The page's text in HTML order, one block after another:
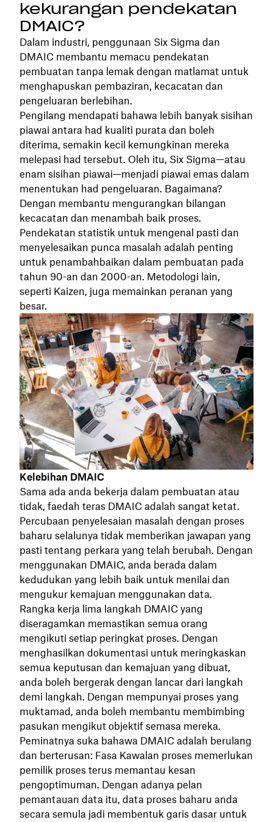
kekurangan pendekatan
DMAIC?
Dalam industri, penggunaan Six Sigma dan
DMAIC membantu memacu pendekatan
pembuatan tanpa lemak dengan matlamat untuk
menghapuskan pembaziran, kecacatan dan
pengeluaran berlebihan.
Pengilang mendapati bahawa lebih banyak sisihan
piawai antara had kualiti purata dan boleh
diterima, semakin kecil kemungkinan mereka
melepasi had tersebut. Oleh itu, Six Sigma—atau
enam sisihan piawai—menjadi piawai emas dalam
menentukan had pengeluaran. Bagaimana?
Dengan membantu mengurangkan bilangan
kecacatan dan menambah baik proses.
Pendekatan statistik untuk mengenal pasti dan
menyelesaikan punca masalah adalah penting
untuk penambahbaikan dalam pembuatan pada
tahun 90-an dan 2000-an. Metodologi lain,
seperti Kaizen, juga memainkan peranan yang
besar.
Kelebihan DMAIC
Sama ada anda bekerja dalam pembuatan atau
tidak, faedah teras DMAIC adalah sangat ketat.
Percubaan penyelesaian masalah dengan proses
baharu selalunya tidak memberikan jawapan yang
pasti tentang perkara yang telah berubah. Dengan
menggunakan DMAIC, anda berada dalam
kedudukan yang lebih baik untuk menilai dan
mengukur kemajuan menggunakan data.
Rangka kerja lima langkah DMAIC yang
diseragamkan memastikan semua orang
mengikuti setiap peringkat proses. Dengan
menghasilkan dokumentasi untuk meringkaskan
semua keputusan dan kemajuan yang dibuat,
anda boleh bergerak dengan lancar dari langkah
demi langkah. Dengan mempunyai proses yang
muktamad, anda boleh membantu membimbing
pasukan mengikut objektif semasa mereka.
Peminatnya suka bahawa DMAIC adalah berulang
dan berterusan: Fasa Kawalan proses memerlukan
pemilik proses terus memantau kesan
pengoptimuman. Dengan adanya pelan
pemantauan data itu, data proses baharu anda
secara semula jadi membentuk garis dasar untuk